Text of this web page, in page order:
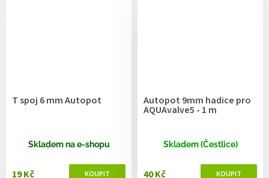
T spoj 6 mm Autopot
Skladem na e-shopu
19 Kč
Autopot 9mm hadice pro
AQUAvalve5 - 1 m
Skladem (Čestlice)
40 Kč